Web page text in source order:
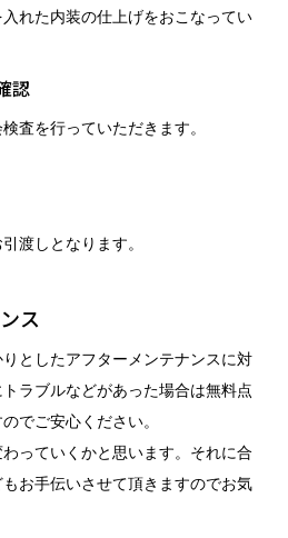
れた内装の仕上げをおこなってい
認
査を行っていただきます。
渡しとなります。
ス
としたアフターメンテナンスに対
ラブルなどがあった場合は無料点
でご安心ください。
っていくかと思います。それに合
お手伝いさせて頂きますのでお気